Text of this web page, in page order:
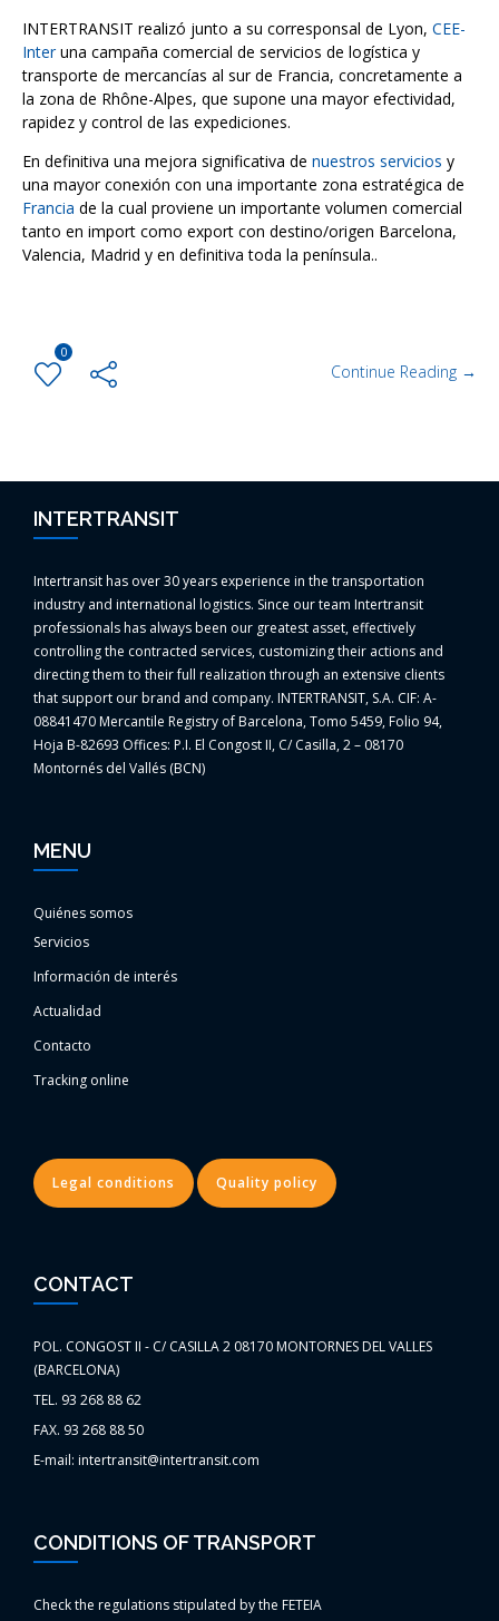
INTERTRANSIT realizó junto a su corresponsal de Lyon, CEE-
Interuna campaña comercial de servicios de logística y
transporte de mercancías al sur de Francia, concretamente a
la zona de Rhône-Alpes, que supone una mayor efectividad,
rapidez y control de las expediciones.
En definitiva una mejora significativa de nuestros servicios y
una mayor conexión con una importante zona estratégica de
Francia de la cual proviene un importante volumen comercial
tanto en import como export con destino/origen Barcelona,
Valencia, Madrid y en definitiva toda la península..
0
Continue Reading →
INTERTRANSIT
Intertransit has over 30 years experience in the transportation
industry and international logistics. Since our team Intertransit
professionals has always been our greatest asset, effectively
controlling the contracted services, customizing their actions and
directing them to their full realization through an extensive clients
that support our brand and company. INTERTRANSIT, S.A. CIF: A-
08841470 Mercantile Registry of Barcelona, Tomo 5459, Folio 94,
Hoja B-82693 Offices: P.I. El Congost II, C/ Casilla, 2 – 08170
Montornés del Vallés (BCN)
MENU
Quiénes somos
Servicios
Información de interés
Actualidad
Contacto
Tracking online
Legal conditions Quality policy
CONTACT
POL. CONGOST II - C/ CASILLA 2 08170 MONTORNES DEL VALLES
(BARCELONA)
TEL. 93 268 88 62
FAX. 93 268 88 50
E-mail: intertransit@intertransit.com
CONDITIONS OF TRANSPORT
Check the regulations stipulated by the FETEIA